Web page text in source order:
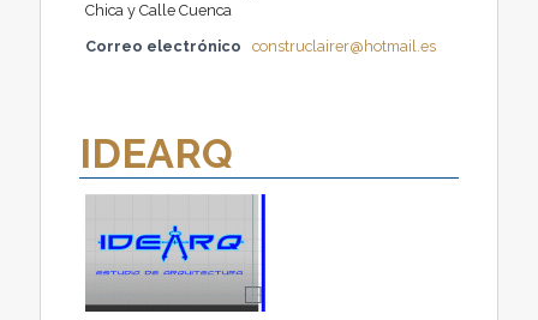
Chica y Calle Cuenca
Correo electrónico
construclairer@hotmail.es
IDEARQ